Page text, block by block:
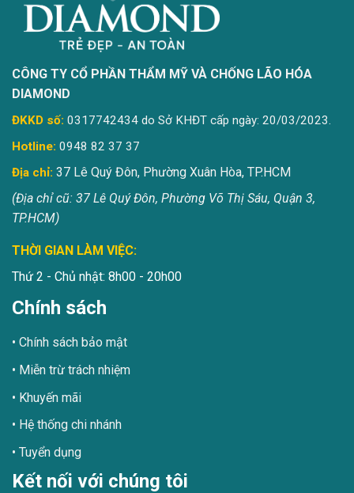
CÔNG TY CỔ PHẦN THẨM MỸ VÀ CHỐNG LÃO HÓA
DIAMOND
ĐKKD số: 0317742434 do Sở KHĐT cấp ngày: 20/03/2023.
Hotline: 0948 82 37 37
Địa chỉ: 37 Lê Quý Đôn, Phường Xuân Hòa, TP.HCM
(Địa chỉ cũ: 37 Lê Quý Đôn, Phường Võ Thị Sáu, Quận 3,
TP.HCM)
THỜI GIAN LÀM VIỆC:
Thứ 2 - Chủ nhật: 8h00 - 20h00
Chính sách
Chính sách bảo mật
Miễn trừ trách nhiệm
Khuyến mãi
Hệ thống chi nhánh
Tuyển dụng
Kết nối với chúng tôi